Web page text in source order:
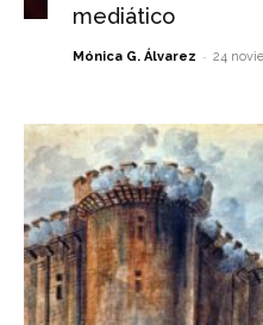
mediático
Mónica G. Álvarez - 24